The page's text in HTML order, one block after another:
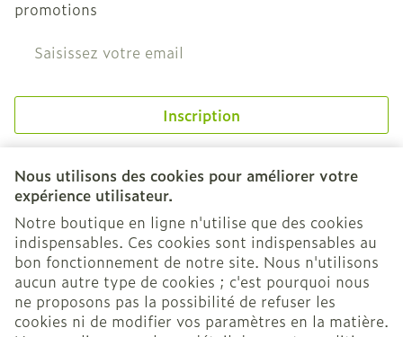
Nous utilisons des cookies pour améliorer votre
expérience utilisateur.
Notre boutique en ligne n'utilise que des cookies
indispensables. Ces cookies sont indispensables au
bon fonctionnement de notre site. Nous n'utilisons
aucun autre type de cookies ; c'est pourquoi nous
ne proposons pas la possibilité de refuser les
cookies ni de modifier vos paramètres en la matière.
promotions
Adresse mail
Inscription
En cliquant sur s'abonner, vous vous abonnez à notre
newsletter et acceptez notrepolitique de confidentialité